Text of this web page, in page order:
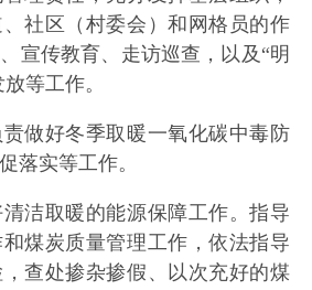
社区（村委会）和网格员的作
宣传教育、走访巡查，以及“明
等工作。
做好冬季取暖一氧化碳中毒防
落实等工作。
洁取暖的能源保障工作。指导
煤炭质量管理工作，依法指导
查处掺杂掺假、以次充好的煤